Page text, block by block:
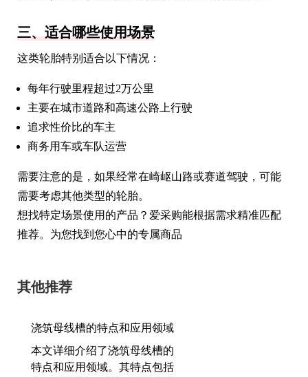
三、适合哪些使用场景
这类轮胎特别适合以下情况：
每年行驶里程超过2万公里
主要在城市道路和高速公路上行驶
追求性价比的车主
商务用车或车队运营
需要注意的是，如果经常在崎岖山路或赛道驾驶，可能
需要考虑其他类型的轮胎。
想找特定场景使用的产品？爱采购能根据需求精准匹配
推荐。为您找到您心中的专属商品
其他推荐
浇筑母线槽的特点和应用领域
本文详细介绍了浇筑母线槽的
特点和应用领域。其特点包括